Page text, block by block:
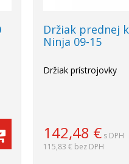
Držiak prednej
Ninja 09-15
Držiak prístrojovky
142,48 € s DPH
115,83 € bez DPH